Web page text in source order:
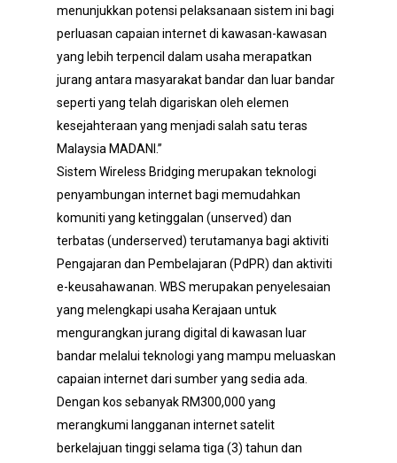
menunjukkan potensi pelaksanaan sistem ini bagi
perluasan capaian internet di kawasan-kawasan
yang lebih terpencil dalam usaha merapatkan
jurang antara masyarakat bandar dan luar bandar
seperti yang telah digariskan oleh elemen
kesejahteraan yang menjadi salah satu teras
Malaysia MADANI.”
Sistem Wireless Bridging merupakan teknologi
penyambungan internet bagi memudahkan
komuniti yang ketinggalan (unserved) dan
terbatas (underserved) terutamanya bagi aktiviti
Pengajaran dan Pembelajaran (PdPR) dan aktiviti
e-keusahawanan. WBS merupakan penyelesaian
yang melengkapi usaha Kerajaan untuk
mengurangkan jurang digital di kawasan luar
bandar melalui teknologi yang mampu meluaskan
capaian internet dari sumber yang sedia ada.
Dengan kos sebanyak RM300,000 yang
merangkumi langganan internet satelit
berkelajuan tinggi selama tiga (3) tahun dan